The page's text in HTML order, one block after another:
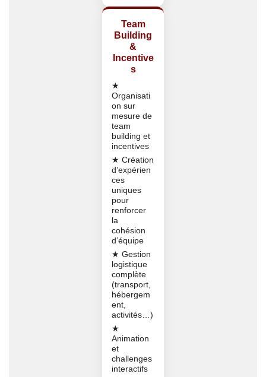
Team
Building
&
Incentive
s
★
Organisati
on sur
mesure de
team
building et
incentives
★ Création
d’expérien
ces
uniques
pour
renforcer
la
cohésion
d’équipe
★ Gestion
logistique
complète
(transport,
hébergem
ent,
activités…)
★
Animation
et
challenges
interactifs